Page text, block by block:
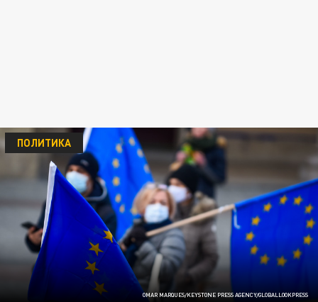
OMAR MARQUES/KEYSTONE PRESS AGENCY/GLOBALLOOKPRESS
ПОЛИТИКА